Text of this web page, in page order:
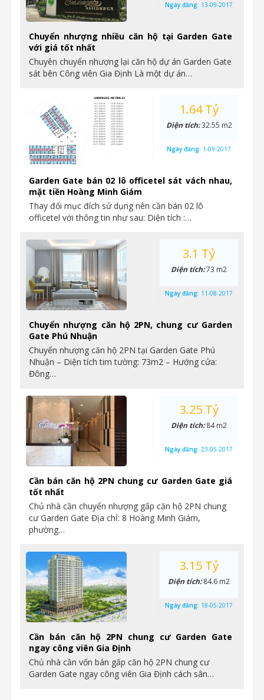
Chuyển nhượng nhiều căn hộ tại Garden Gate
với giá tốt nhất
Chuyên chuyển nhượng lại căn hộ dự án Garden Gate
sát bên Công viên Gia Định Là một dự án…
Ngày đăng: 13-09-2017
Garden Gate bán 02 lô officetel sát vách nhau,
mặt tiền Hoàng Minh Giám
Thay đổi mục đích sử dụng nên cần bán 02 lô
officetel với thông tin như sau: Diện tích :…
1.64 Tỷ
Diện tích:32.55 m2
Ngày đăng: 1-09-2017
Chuyển nhượng căn hộ 2PN, chung cư Garden
Gate Phú Nhuận
Chuyển nhượng căn hộ 2PN tại Garden Gate Phú
Nhuận – Diện tích tim tường: 73m2 – Hướng cửa:
Đông…
3.1 Tỷ
Diện tích:73 m2
Ngày đăng: 11-08-2017
Cần bán căn hộ 2PN chung cư Garden Gate giá
tốt nhất
Chủ nhà cần chuyển nhượng gấp căn hộ 2PN chung
cư Garden Gate Địa chỉ: 8 Hoàng Minh Giám,
phường…
3.25 Tỷ
Diện tích:84 m2
Ngày đăng: 23-05-2017
Cần bán căn hộ 2PN chung cư Garden Gate
ngay công viên Gia Định
Chủ nhà cần vốn bán gấp căn hộ 2PN chung cư
Garden Gate ngay công viên Gia Định cách sân…
3.15 Tỷ
Diện tích:84.6 m2
Ngày đăng: 18-05-2017